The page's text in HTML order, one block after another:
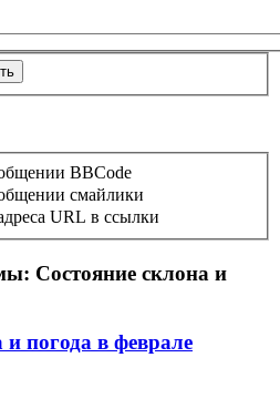
BBCode
смайлики
URL в ссылки
Состояние склона и
и погода в феврале